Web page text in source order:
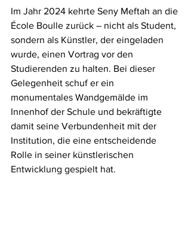
Im Jahr 2024 kehrte Seny Meftah an die
École Boulle zurück – nicht als Student,
sondern als Künstler, der eingeladen
wurde, einen Vortrag vor den
Studierenden zu halten. Bei dieser
Gelegenheit schuf er ein
monumentales Wandgemälde im
Innenhof der Schule und bekräftigte
damit seine Verbundenheit mit der
Institution, die eine entscheidende
Rolle in seiner künstlerischen
Entwicklung gespielt hat.